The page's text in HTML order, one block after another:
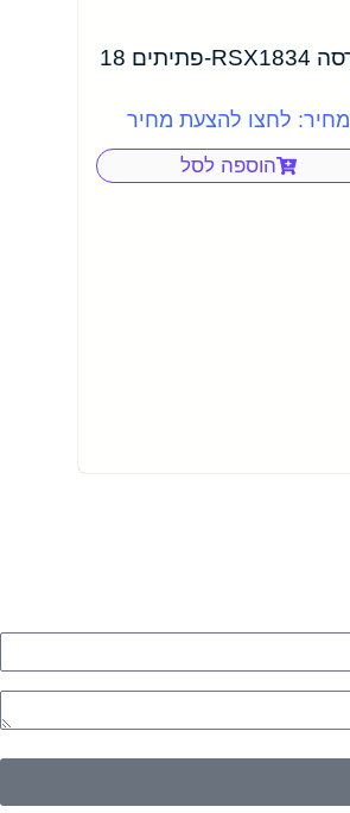
מגרסה RSX1834-פתיתים 18
מחיר: לחצו להצעת מחיר
הוספה לסל